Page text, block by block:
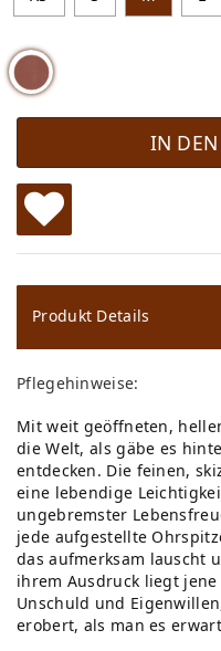
IN DEN
W
u
ns
ch
lis
te
Produkt Details
Pflegehinweise:
Mit weit geöffneten,
die Welt, als gäbe es
entdecken. Die feinen,
eine lebendige
ungebremster
jede aufgestellte
das aufmerksam lauscht
ihrem Ausdruck liegt
Unschuld und
erobert, als man es